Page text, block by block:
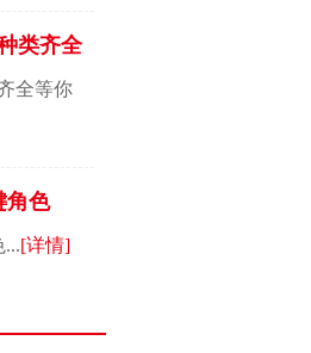
类齐全
全等你
角色
...[详情]